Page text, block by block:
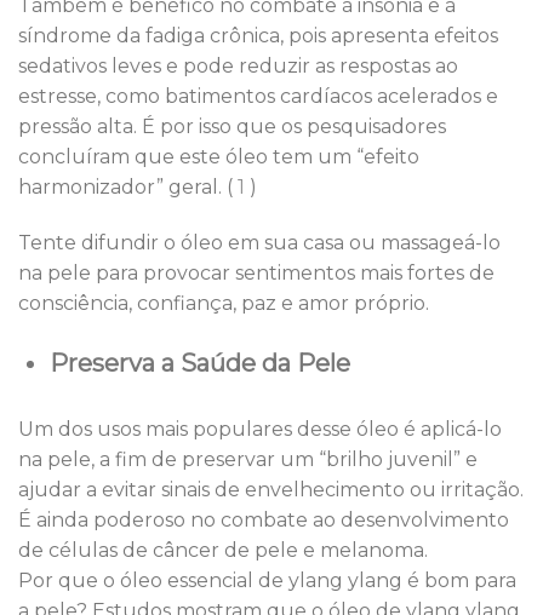
Também é benéfico no combate à insônia e à
síndrome da fadiga crônica, pois apresenta efeitos
sedativos leves e pode reduzir as respostas ao
estresse, como batimentos cardíacos acelerados e
pressão alta. É por isso que os pesquisadores
concluíram que este óleo tem um “efeito
harmonizador” geral. ( 1 )
Tente difundir o óleo em sua casa ou massageá-lo
na pele para provocar sentimentos mais fortes de
consciência, confiança, paz e amor próprio.
Preserva a Saúde da Pele
Um dos usos mais populares desse óleo é aplicá-lo
na pele, a fim de preservar um “brilho juvenil” e
ajudar a evitar sinais de envelhecimento ou irritação.
É ainda poderoso no combate ao desenvolvimento
de células de câncer de pele e melanoma.
Por que o óleo essencial de ylang ylang é bom para